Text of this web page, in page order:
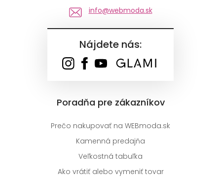
info@webmoda.sk
Nájdete nás:
Poradňa pre zákazníkov
Prečo nakupovať na WEBmoda.sk
Kamenná predajňa
Veľkostná tabuľka
Ako vrátiť alebo vymeniť tovar